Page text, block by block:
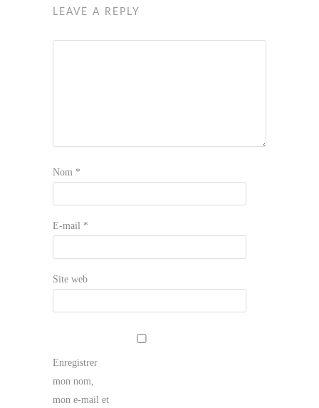
LEAVE A REPLY
Nom *
E-mail *
Site web
Enregistrer
mon nom,
mon e-mail et